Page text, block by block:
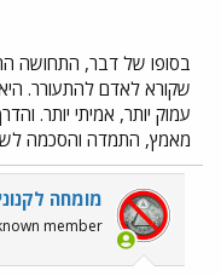
בסופו של דבר, התחושה
שקורא לאדם להתעורר. היא
עמוק יותר, אמיתי יותר.
מאמץ, התמדה והסכמה
מומחה
member